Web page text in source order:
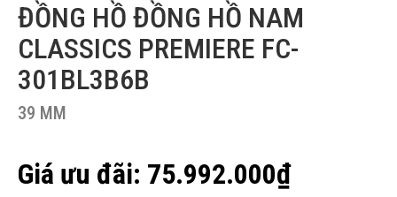
ĐỒNG HỒ ĐỒNG HỒ NAM
CLASSICS PREMIERE FC-
301BL3B6B
39 MM
75.992.000₫